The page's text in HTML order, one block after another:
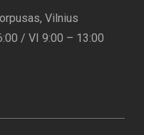
Vilnius
/ VI 9:00 – 13:00